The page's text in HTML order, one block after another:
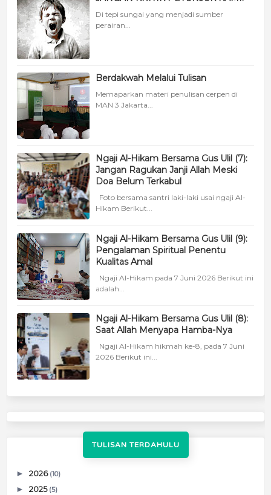
Di tepi sungai yang menjadi sumber
perairan...
Berdakwah Melalui Tulisan
Memaparkan materi penulisan cerpen di
MAN 3 Jakarta...
Ngaji Al-Hikam Bersama Gus Ulil (7):
Jangan Ragukan Janji Allah Meski
Doa Belum Terkabul
Foto bersama santri laki-laki usai ngaji Al-
Hikam Berikut...
Ngaji Al-Hikam Bersama Gus Ulil (9):
Pengalaman Spiritual Penentu
Kualitas Amal
Ngaji Al-Hikam pada 7 Juni 2026 Berikut ini
adalah...
Ngaji Al-Hikam Bersama Gus Ulil (8):
Saat Allah Menyapa Hamba-Nya
Ngaji Al-Hikam hikmah ke-8, pada 7 Juni
2026 Berikut ini...
TULISAN TERDAHULU
► 2026 (10)
► 2025 (5)